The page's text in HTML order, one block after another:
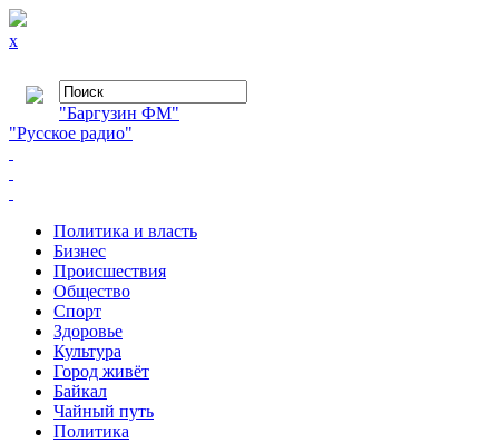
x
"Баргузин ФМ"
"Русское радио"
Политика и власть
Бизнес
Происшествия
Общество
Cпорт
Здоровье
Культура
Город живёт
Байкал
Чайный путь
Политика